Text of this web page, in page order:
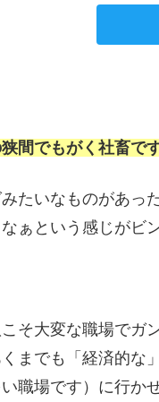
間でもがく社畜で
たいなものがあっ
ぁという感じがビ
そ大変な職場でガ
までも「経済的な
職場です）に行か